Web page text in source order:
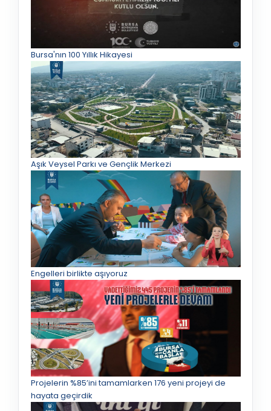
Bursa'nın 100 Yıllık Hikayesi
Aşık Veysel Parkı ve Gençlik Merkezi
Engelleri birlikte aşıyoruz
Projelerin %85’ini tamamlarken 176 yeni projeyi de
hayata geçirdik